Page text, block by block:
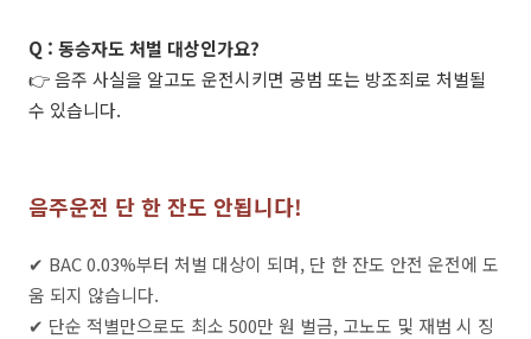
Q : 동승자도 처벌 대상인가요?
👉 음주 사실을 알고도 운전시키면 공범 또는 방조죄로 처벌될
수 있습니다.
음주운전 단 한 잔도 안됩니다!
✔ BAC 0.03%부터 처벌 대상이 되며, 단 한 잔도 안전 운전에 도
움 되지 않습니다.
✔ 단순 적별만으로도 최소 500만 원 벌금, 고노도 및 재범 시 징